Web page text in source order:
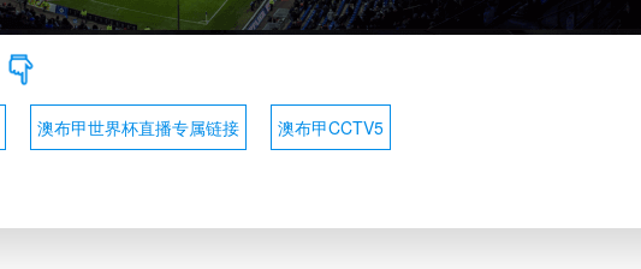
澳布甲世界杯直播专属链接 澳布甲CCTV5